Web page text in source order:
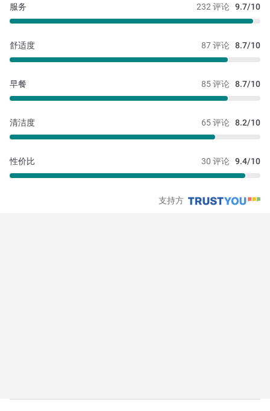
232 评论 9.7/10
服务
87 评论 8.7/10
舒适度
85 评论 8.7/10
早餐
65 评论 8.2/10
清洁度
30 评论 9.4/10
性价比
支持方